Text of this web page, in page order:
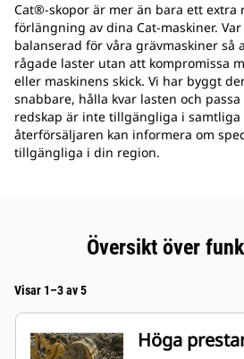
Cat®-skopor är mer än bara ett extra
förlängning av dina Cat-maskiner.
balanserad för våra grävmaskiner så
rågade laster utan att kompromissa
eller maskinens skick. Vi har byggt
snabbare, hålla kvar lasten och
redskap är inte tillgängliga i samtliga
återförsäljaren kan informera om
tillgängliga i din region.
Översikt över
Visar 1–3 av 5
Höga